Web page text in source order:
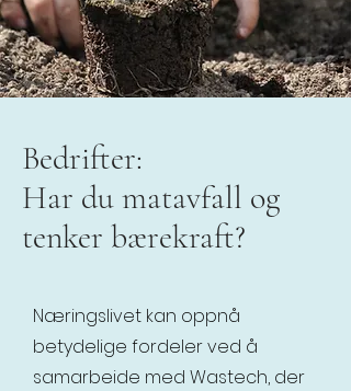
Bedrifter:
Har du matavfall og
tenker bærekraft?
Næringslivet kan oppnå
betydelige fordeler ved å
samarbeide med Wastech, der